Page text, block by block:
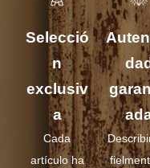
Selecció
n
exclusiv
a
Cada
artículo ha